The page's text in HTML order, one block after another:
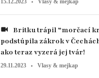
15.12.2023 Vlasy & mejkap
podstúpila zákrok v
ako teraz vyzerá jej tvár!
29.11.2023 Vlasy & mejkap